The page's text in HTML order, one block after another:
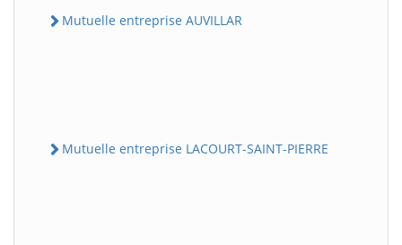
Mutuelle entreprise AUVILLAR
Mutuelle entreprise LACOURT-SAINT-PIERRE